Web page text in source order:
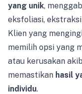
yang unik,
eksfoliasi,
Klien yang
memilih opsi yang
atau kerusakan
memastikan hasil
individu.